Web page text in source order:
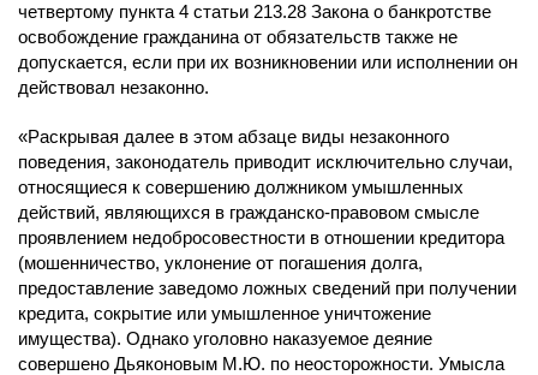
четвертому пункта 4 статьи 213.28 Закона о банкротстве
освобождение гражданина от обязательств также не
допускается, если при их возникновении или исполнении он
действовал незаконно.
«Раскрывая далее в этом абзаце виды незаконного
поведения, законодатель приводит исключительно случаи,
относящиеся к совершению должником умышленных
действий, являющихся в гражданско-правовом смысле
проявлением недобросовестности в отношении кредитора
(мошенничество, уклонение от погашения долга,
предоставление заведомо ложных сведений при получении
кредита, сокрытие или умышленное уничтожение
имущества). Однако уголовно наказуемое деяние
совершено Дьяконовым М.Ю. по неосторожности. Умысла